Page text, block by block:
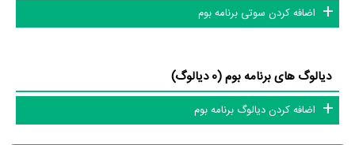
اضافه کردن سوتی برنامه بوم
دیالوگ های برنامه بوم (0 دیالوگ)
اضافه کردن دیالوگ برنامه بوم